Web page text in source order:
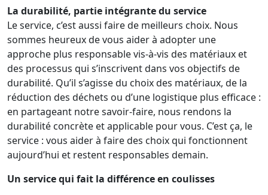
La durabilité, partie intégrante du service
Le service, c’est aussi faire de meilleurs choix. Nous
sommes heureux de vous aider à adopter une
approche plus responsable vis-à-vis des matériaux et
des processus qui s’inscrivent dans vos objectifs de
durabilité. Qu’il s’agisse du choix des matériaux, de la
réduction des déchets ou d’une logistique plus efficace :
en partageant notre savoir-faire, nous rendons la
durabilité concrète et applicable pour vous. C’est ça, le
service : vous aider à faire des choix qui fonctionnent
aujourd’hui et restent responsables demain.
Un service qui fait la différence en coulisses